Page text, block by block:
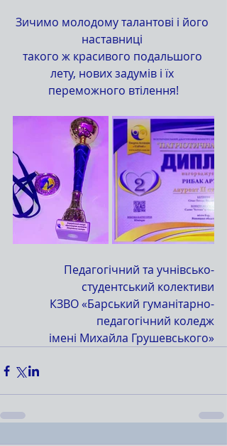
Зичимо молодому талантові і його
наставниці
такого ж красивого подальшого
лету, нових задумів і їх
переможного втілення!
Педагогічний та учнівсько-
студентський колективи
КЗВО «Барський гуманітарно-
педагогічний коледж
імені Михайла Грушевського»